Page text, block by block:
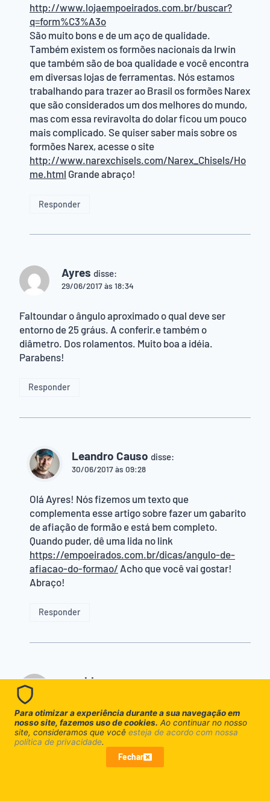
http://www.lojaempoeirados.com.br/buscar?
q=form%C3%A3o
São muito bons e de um aço de qualidade.
Também existem os formões nacionais da Irwin
que também são de boa qualidade e você encontra
em diversas lojas de ferramentas. Nós estamos
trabalhando para trazer ao Brasil os formões Narex
que são considerados um dos melhores do mundo,
mas com essa reviravolta do dolar ficou um pouco
mais complicado. Se quiser saber mais sobre os
formões Narex, acesse o site
http://www.narexchisels.com/Narex_Chisels/Ho
me.html Grande abraço!
Responder
Ayres disse:
29/06/2017 às 18:34
Faltoundar o ângulo aproximado o qual deve ser
entorno de 25 gráus. A conferir.e também o
diâmetro. Dos rolamentos. Muito boa a idéia.
Parabens!
Responder
Leandro Causo disse:
30/06/2017 às 09:28
Olá Ayres! Nós fizemos um texto que
complementa esse artigo sobre fazer um gabarito
de afiação de formão e está bem completo.
Quando puder, dê uma lida no link
https://empoeirados.com.br/dicas/angulo-de-
afiacao-do-formao/ Acho que você vai gostar!
Abraço!
Responder
ronaldo disse:
vou fazer o meu e depois dou minha opinião.
Para otimizar a experiência durante a sua navegação em
nosso site, fazemos uso de cookies. Ao continuar no nosso
site, consideramos que você esteja de acordo com nossa
política de privacidade.
Fechar